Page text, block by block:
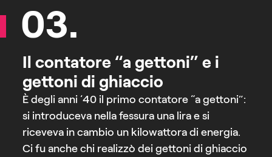
03.
Il contatore “a gettoni” e i
gettoni di ghiaccio
È degli anni ‘40 il primo contatore “a gettoni”:
si introduceva nella fessura una lira e si
riceveva in cambio un kilowattora di energia.
Ci fu anche chi realizzò dei gettoni di ghiaccio